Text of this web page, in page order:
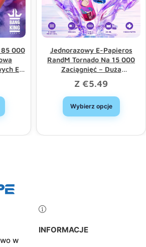
85 000
E-
Opcją
Jednorazowy E-Papieros
RandM Tornado Na 15 000
Zaciągnięć – Duża
Pojemność, Dobry Wybór,
Rabat Hurtowy
Z €5.49
Wybierz opcje
w
INFORMACJE